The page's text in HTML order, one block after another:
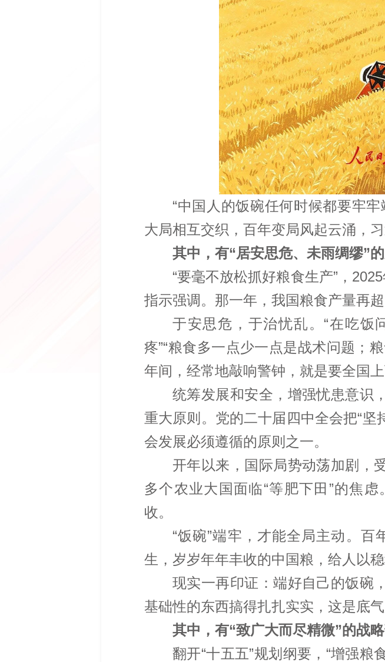
“中国人的饭碗任何时候都要牢
大局相互交织，百年变局风起云涌，
其中，有“居安思危、未雨绸缪”的
“要毫不放松抓好粮食生产”，2025
指示强调。那一年，我国粮食产量再超
于安思危，于治忧乱。“在吃饭
疼”“粮食多一点少一点是战术问题
年间，经常地敲响警钟，就是要全国
统筹发展和安全，增强忧患意识
重大原则。党的二十届四中全会把“坚
会发展必须遵循的原则之一。
开年以来，国际局势动荡加剧，
多个农业大国面临“等肥下田”的焦
收。
“饭碗”端牢，才能全局主动。百
生，岁岁年年丰收的中国粮，给人以
现实一再印证：端好自己的饭碗
基础性的东西搞得扎扎实实，这是底气
其中，有“致广大而尽精微”的战略
翻开“十五五”规划纲要，“增强粮